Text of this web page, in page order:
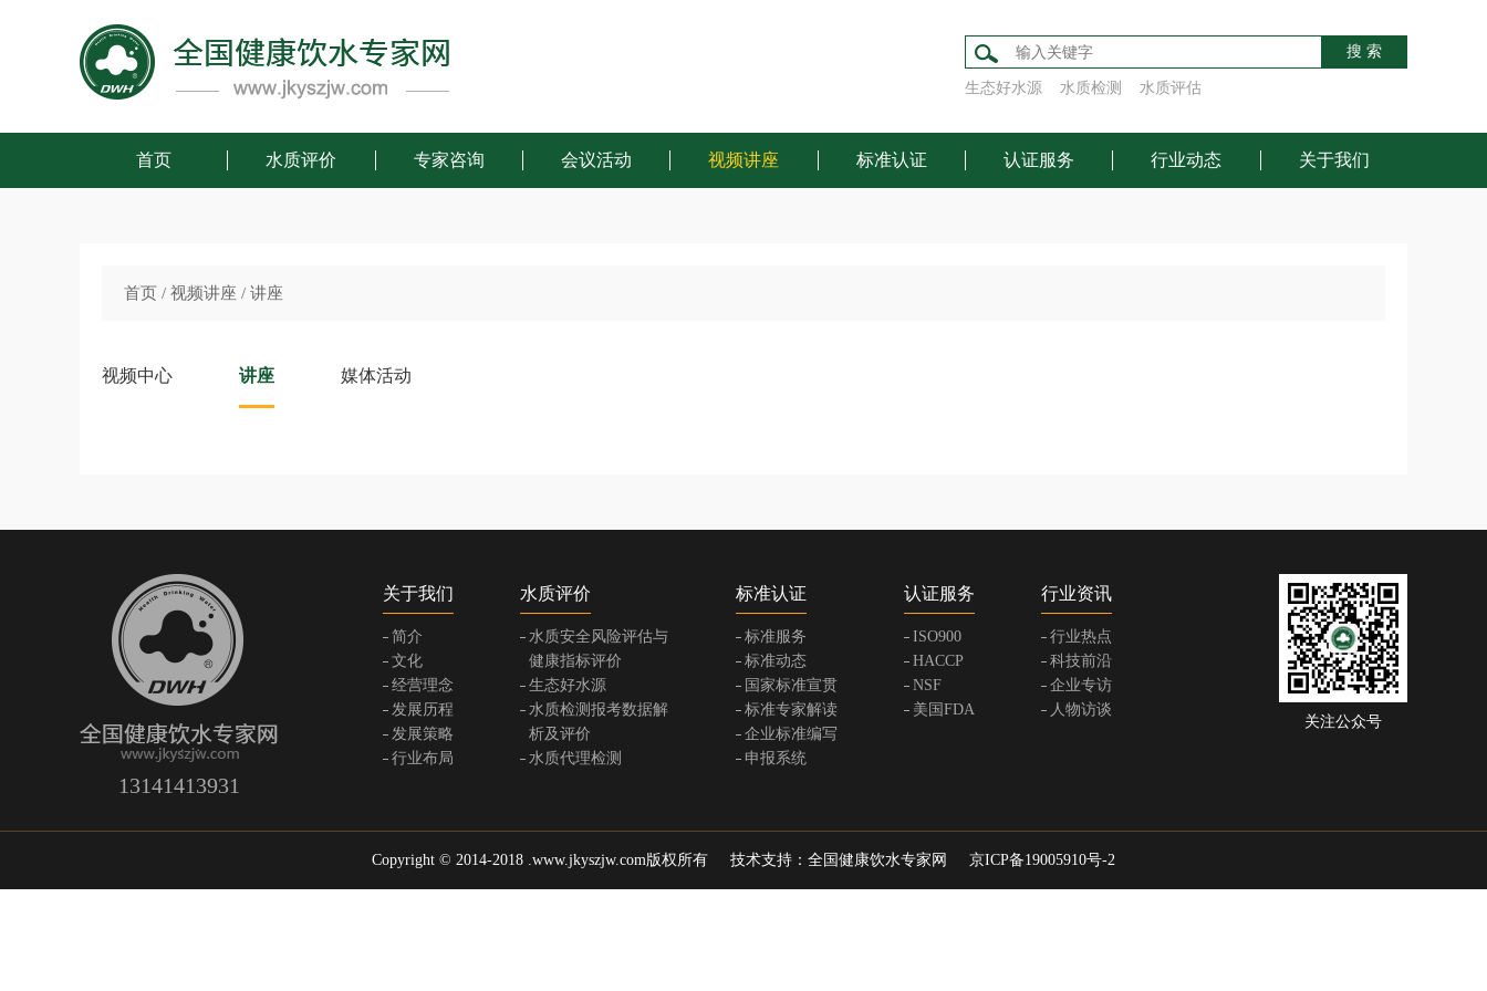
搜 索
生态好水源 水质检测 水质评估
首页 水质评价 专家咨询 会议活动 视频讲座 标准认证 认证服务 行业动态 关于我们
首页 / 视频讲座 / 讲座
视频中心 讲座 媒体活动
13141413931
关于我们
简介
文化
经营理念
发展历程
发展策略
行业布局
水质评价
水质安全风险评估与
健康指标评价
生态好水源
水质检测报考数据解
析及评价
水质代理检测
标准认证
标准服务
标准动态
国家标准宣贯
标准专家解读
企业标准编写
申报系统
认证服务
ISO900
HACCP
NSF
美国FDA
行业资讯
行业热点
科技前沿
企业专访
人物访谈
关注公众号
Copyright © 2014-2018 .www.jkyszjw.com版权所有 技术支持： 全国健康饮水专家网 京ICP备19005910号-2